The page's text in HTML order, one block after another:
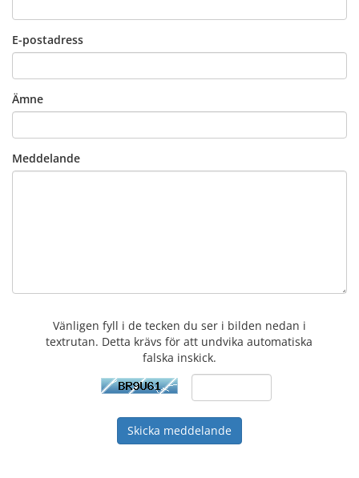
E-postadress
Ämne
Meddelande
Vänligen fyll i de tecken du ser i bilden nedan i
textrutan. Detta krävs för att undvika automatiska
falska inskick.
Skicka meddelande